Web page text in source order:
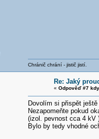
Chránič chrání - jistič jistí.
Re: Jaký
« Odpověď #7
Dovolím si přispět
Nezapomeňte pokud
(izol. pevnost cca 4 kV
Bylo by tedy vhodné